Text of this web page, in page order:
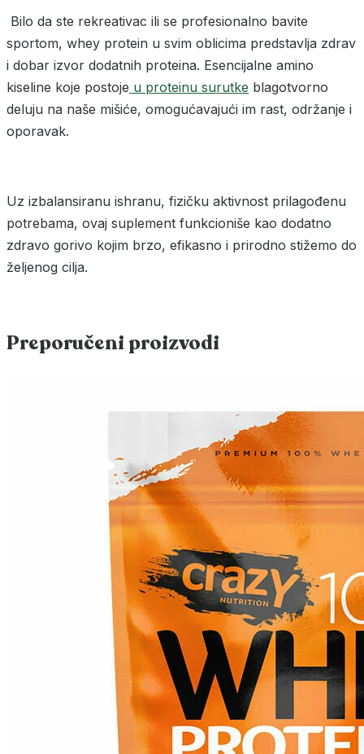
Bilo da ste rekreativac ili se profesionalno bavite
sportom, whey protein u svim oblicima predstavlja zdrav
i dobar izvor dodatnih proteina. Esencijalne amino
kiseline koje postoje u proteinu surutke blagotvorno
deluju na naše mišiće, omogućavajući im rast, održanje i
oporavak.
Uz izbalansiranu ishranu, fizičku aktivnost prilagođenu
potrebama, ovaj suplement funkcioniše kao dodatno
zdravo gorivo kojim brzo, efikasno i prirodno stižemo do
željenog cilja.
Preporučeni proizvodi